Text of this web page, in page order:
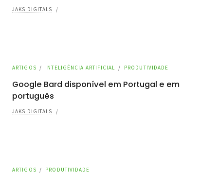
JAKS DIGITALS /
ARTIGOS / INTELIGÊNCIA ARTIFICIAL / PRODUTIVIDADE
Google Bard disponível em Portugal e em
português
JAKS DIGITALS /
ARTIGOS / PRODUTIVIDADE